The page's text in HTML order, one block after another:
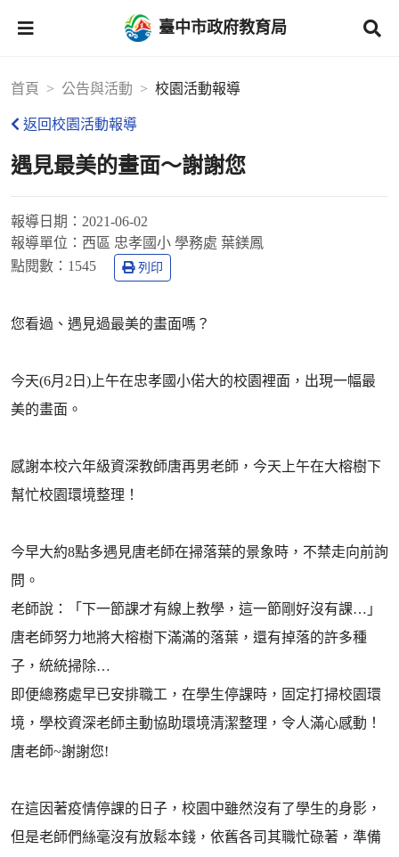
臺中市政府教育局
首頁 公告與活動 校園活動報導
返回校園活動報導
遇見最美的畫面～謝謝您
報導日期： 2021-06-02
報導單位： 西區 忠孝國小 學務處 葉鎂鳳
點閱數： 1545 列印
您看過、遇見過最美的畫面嗎？
今天(6月2日)上午在忠孝國小偌大的校園裡面，出現一幅最
美的畫面。
感謝本校六年級資深教師唐再男老師，今天上午在大榕樹下
幫忙校園環境整理！
今早大約8點多遇見唐老師在掃落葉的景象時，不禁走向前詢
問。
老師說：「下一節課才有線上教學，這一節剛好沒有課…」
唐老師努力地將大榕樹下滿滿的落葉，還有掉落的許多種
子，統統掃除…
即便總務處早已安排職工，在學生停課時，固定打掃校園環
境，學校資深老師主動協助環境清潔整理，令人滿心感動！
唐老師~謝謝您!
在這因著疫情停課的日子，校園中雖然沒有了學生的身影，
但是老師們絲毫沒有放鬆本錢，依舊各司其職忙碌著，準備